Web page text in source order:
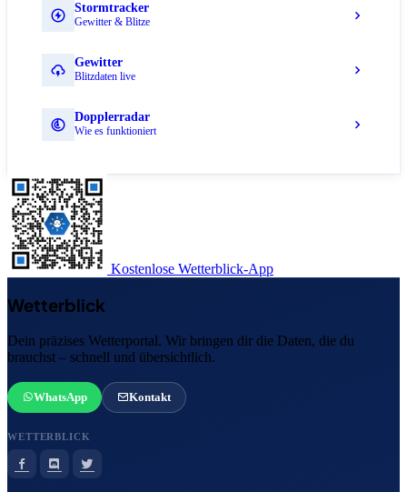
Stormtracker
Gewitter & Blitze
Gewitter
Blitzdaten live
Dopplerradar
Wie es funktioniert
Kostenlose Wetterblick-App
Wetterblick
Dein präzises Wetterportal. Wir bringen dir die Daten, die du
brauchst – schnell und übersichtlich.
WhatsApp Kontakt
WETTERBLICK